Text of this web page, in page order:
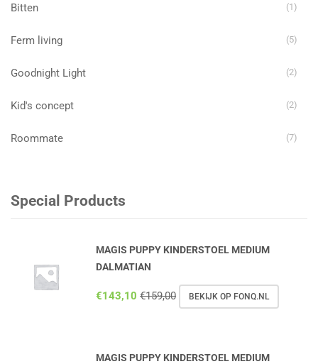
Bitten (1)
Ferm living (5)
Goodnight Light (2)
Kid's concept (2)
Roommate (7)
Special Products
MAGIS PUPPY KINDERSTOEL MEDIUM
DALMATIAN
€143,10 €159,00 BEKIJK OP FONQ.NL
MAGIS PUPPY KINDERSTOEL MEDIUM